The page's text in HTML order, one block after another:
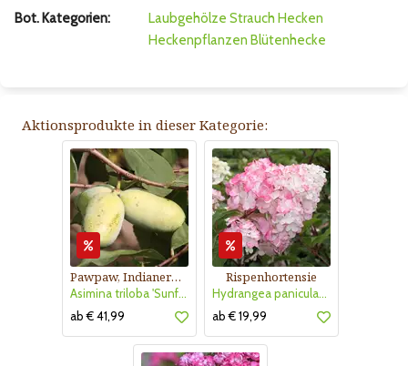
Bot. Kategorien:
Laubgehölze Strauch Hecken
Heckenpflanzen Blütenhecke
Aktionsprodukte in dieser Kategorie:
Pawpaw, Indianerbanane
Asimina triloba 'Sunflower'
ab € 41,99
Rispenhortensie
Hydrangea paniculata 'Vanille Fraise'
ab € 19,99